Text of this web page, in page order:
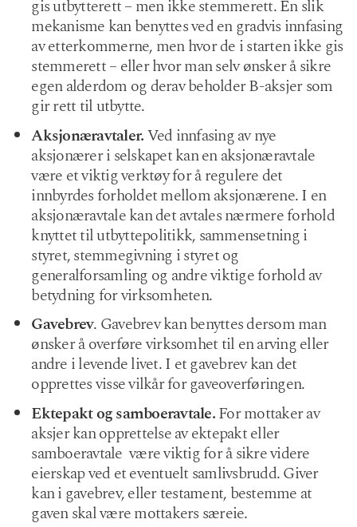
gis utbytterett – men ikke stemmerett. En slik
mekanisme kan benyttes ved en gradvis innfasing
av etterkommerne, men hvor de i starten ikke gis
stemmerett – eller hvor man selv ønsker å sikre
egen alderdom og derav beholder B-aksjer som
gir rett til utbytte.
Aksjonæravtaler.Ved innfasing av nye
aksjonærer i selskapet kan en aksjonæravtale
være et viktig verktøy for å regulere det
innbyrdes forholdet mellom aksjonærene. I en
aksjonæravtale kan det avtales nærmere forhold
knyttet til utbyttepolitikk, sammensetning i
styret, stemmegivning i styret og
generalforsamling og andre viktige forhold av
betydning for virksomheten.
Gavebrev. Gavebrev kan benyttes dersom man
ønsker å overføre virksomhet til en arving eller
andre i levende livet. I et gavebrev kan det
opprettes visse vilkår for gaveoverføringen.
Ektepakt og samboeravtale.For mottaker av
aksjer kan opprettelse av ektepakt eller
samboeravtale være viktig for å sikre videre
eierskap ved et eventuelt samlivsbrudd. Giver
kan i gavebrev, eller testament, bestemme at
gaven skal være mottakers særeie.